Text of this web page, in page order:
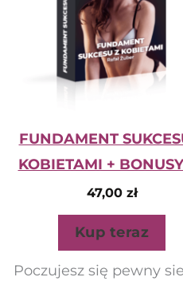
FUNDAMENT
KOBIETAMI +
47,00 zł
Kup teraz
Poczujesz się pewny